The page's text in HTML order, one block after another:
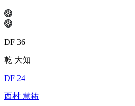
DF 36
乾 大知
DF 24
西村 慧祐